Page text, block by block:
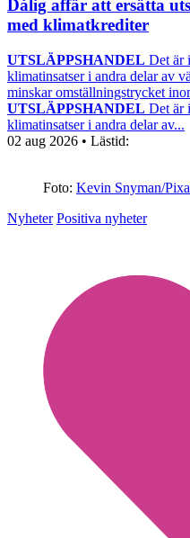
Dålig affär att ersätta
med klimatkrediter
UTSLÄPPSHANDEL Det är
klimatinsatser i andra delar av
minskar omställningstrycket
UTSLÄPPSHANDEL Det är
klimatinsatser i andra delar av...
02 aug 2026 • Lästid:
Foto: Kevin Snyman/
Nyheter Positiva nyheter